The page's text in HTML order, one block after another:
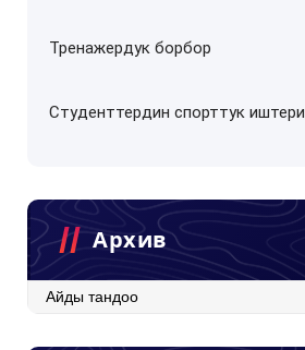
Тренажердук борбор
Студенттердин спорттук иштери
Архив
Архив